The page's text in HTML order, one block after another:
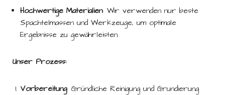
Hochwertige Materialien: Wir verwenden nur beste
Spachtelmassen und Werkzeuge, um optimale
Ergebnisse zu gewährleisten.
Unser Prozess:
Vorbereitung: Gründliche Reinigung und Grundierung